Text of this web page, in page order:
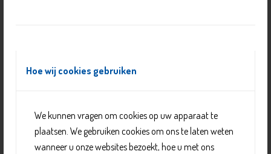
Hoe wij cookies gebruiken
We kunnen vragen om cookies op uw apparaat te
plaatsen. We gebruiken cookies om ons te laten weten
wanneer u onze websites bezoekt, hoe u met ons